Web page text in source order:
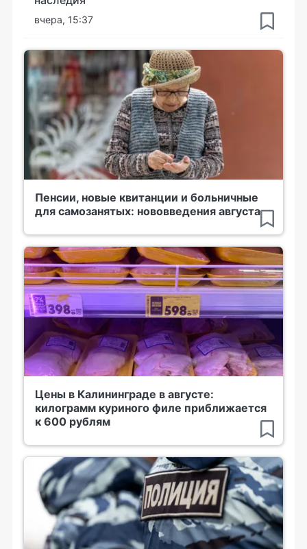
вчера, 15:37
Пенсии, новые квитанции и больничные
для самозанятых: нововведения августа
Цены в Калининграде в августе:
килограмм куриного филе приближается
к 600 рублям